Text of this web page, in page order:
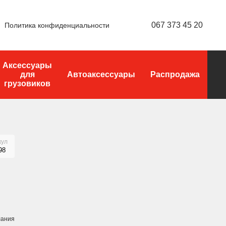
Политика конфиденциальности 067 373 45 20
Аксессуары
для
грузовиков
Автоаксессуары Распродажа